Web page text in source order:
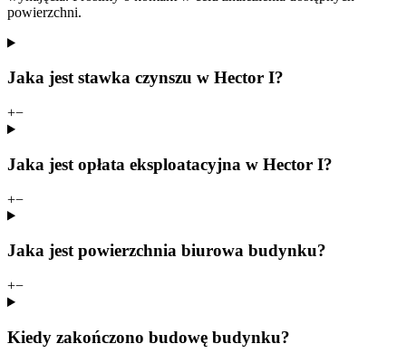
powierzchni.
Jaka jest stawka czynszu w Hector I?
+−
Jaka jest opłata eksploatacyjna w Hector I?
+−
Jaka jest powierzchnia biurowa budynku?
+−
Kiedy zakończono budowę budynku?